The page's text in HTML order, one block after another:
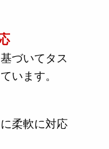
づいてタス
います。
柔軟に対応